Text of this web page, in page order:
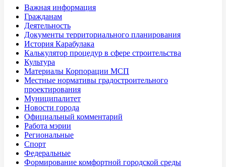
Важная информация
Гражданам
Деятельность
Документы территориального планирования
История Карабулака
Калькулятор процедур в сфере строительства
Культура
Материалы Корпорации МСП
Местные нормативы градостроительного
проектирования
Муниципалитет
Новости города
Официальный комментарий
Работа мэрии
Региональные
Спорт
Федеральные
Формирование комфортной городской среды